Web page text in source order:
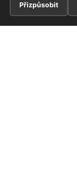
Přizpůsobit